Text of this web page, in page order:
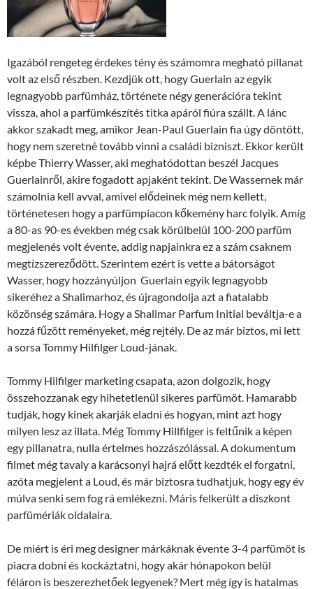
Igazából rengeteg érdekes tény és számomra megható pillanat
volt az első részben. Kezdjük ott, hogy Guerlain az egyik
legnagyobb parfümház, története négy generációra tekint
vissza, ahol a parfümkészítés titka apáról fiúra szállt. A lánc
akkor szakadt meg, amikor Jean-Paul Guerlain fia úgy döntött,
hogy nem szeretné tovább vinni a családi bizniszt. Ekkor került
képbe Thierry Wasser, aki meghatódottan beszél Jacques
Guerlainről, akire fogadott apjaként tekint. De Wassernek már
számolnia kell avval, amivel elődeinek még nem kellett,
történetesen hogy a parfümpiacon kőkemény harc folyik. Amíg
a 80-as 90-es években még csak körülbelül 100-200 parfüm
megjelenés volt évente, addig napjainkra ez a szám csaknem
megtízszereződött. Szerintem ezért is vette a bátorságot
Wasser, hogy hozzányúljon Guerlain egyik legnagyobb
sikeréhez a Shalimarhoz, és újragondolja azt a fiatalabb
közönség számára. Hogy a Shalimar Parfum Initial beváltja-e a
hozzá fűzött reményeket, még rejtély. De az már biztos, mi lett
a sorsa Tommy Hilfilger Loud-jának.
Tommy Hilfilger marketing csapata, azon dolgozik, hogy
összehozzanak egy hihetetlenül sikeres parfümöt. Hamarabb
tudják, hogy kinek akarják eladni és hogyan, mint azt hogy
milyen lesz az illata. Még Tommy Hillfilger is feltűnik a képen
egy pillanatra, nulla értelmes hozzászólással. A dokumentum
filmet még tavaly a karácsonyi hajrá előtt kezdték el forgatni,
azóta megjelent a Loud, és már biztosra tudhatjuk, hogy egy év
múlva senki sem fog rá emlékezni. Máris felkerült a diszkont
parfümériák oldalaira.
De miért is éri meg designer márkáknak évente 3-4 parfümöt is
piacra dobni és kockáztatni, hogy akár hónapokon belül
féláron is beszerezhetőek legyenek? Mert még így is hatalmas